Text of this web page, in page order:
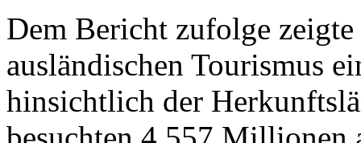
Dem Bericht zufolge
ausländischen Tourismus
hinsichtlich der